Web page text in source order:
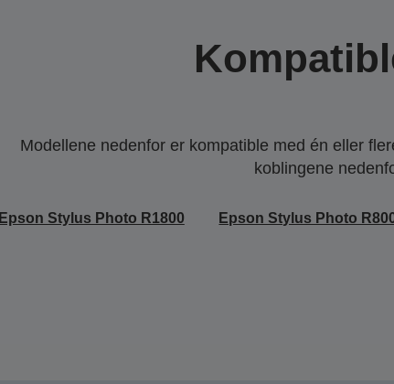
Modellene nedenfor er kompatible med én eller
koblingene
Epson Stylus Photo R1800 Epson Stylus Photo